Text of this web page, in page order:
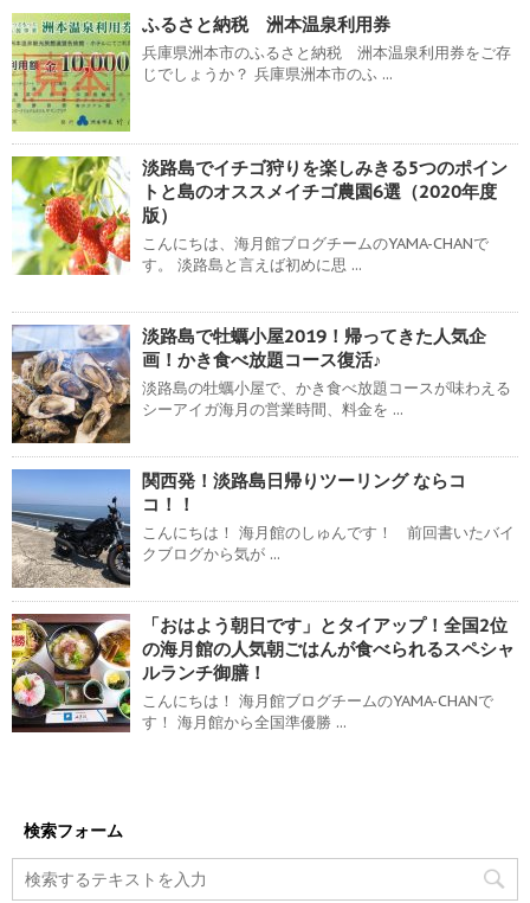
ふるさと納税 洲本温泉利用券
兵庫県洲本市のふるさと納税 洲本温泉利用券をご存
じでしょうか？ 兵庫県洲本市のふ ...
淡路島でイチゴ狩りを楽しみきる5つのポイン
トと島のオススメイチゴ農園6選（2020年度
版）
こんにちは、海月館ブログチームのYAMA-CHANで
す。 淡路島と言えば初めに思 ...
淡路島で牡蠣小屋2019！帰ってきた人気企
画！かき食べ放題コース復活♪
淡路島の牡蠣小屋で、かき食べ放題コースが味わえる
シーアイガ海月の営業時間、料金を ...
関西発！淡路島日帰りツーリング ならコ
コ！！
こんにちは！ 海月館のしゅんです！ 前回書いたバイ
クブログから気が ...
「おはよう朝日です」とタイアップ！全国2位
の海月館の人気朝ごはんが食べられるスペシャ
ルランチ御膳！
こんにちは！ 海月館ブログチームのYAMA-CHANで
す！ 海月館から全国準優勝 ...
検索フォーム